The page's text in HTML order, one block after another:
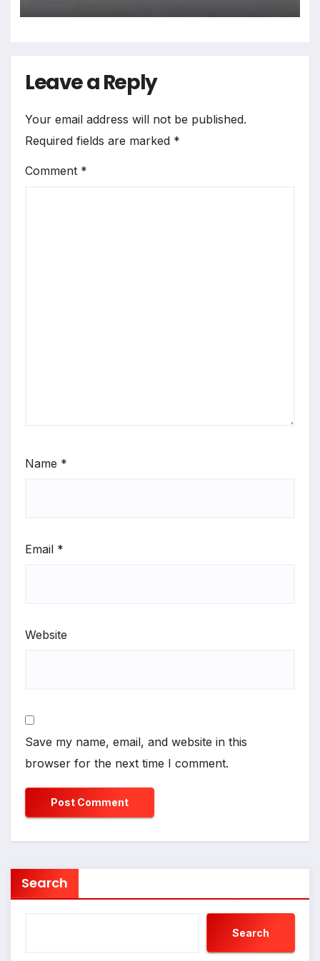
Leave a Reply
Your email address will not be published.
Required fields are marked *
Comment *
Name *
Email *
Website
Save my name, email, and website in this
browser for the next time I comment.
Search
Search